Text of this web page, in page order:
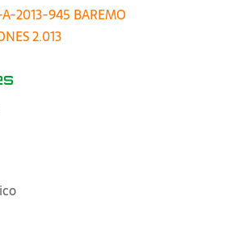
2013-945 BAREMO
2.013